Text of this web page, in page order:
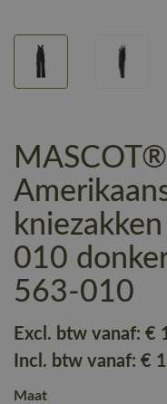
kniezakken
010
563-010
Excl. btw vanaf: €
Incl. btw vanaf: €
Maat